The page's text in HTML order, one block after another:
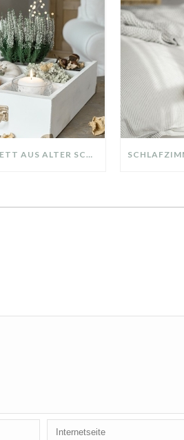
DIY-DEKO-TABLETT AUS ALTER SCHUBLADE – NACHHALTIGE HERBSTDEKO SELBER MACHEN!